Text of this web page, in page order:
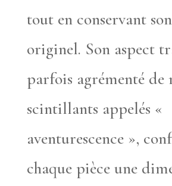
tout en conservant
originel. Son aspect
parfois agrémenté de
scintillants appelés «
aventurescence »,
chaque pièce une